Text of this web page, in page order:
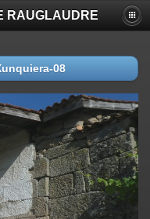
RAUGLAUDRE
08